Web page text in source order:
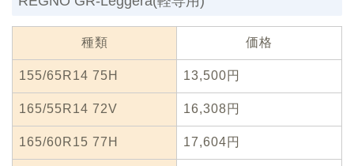
種類 価格
155/65R14 75H 13,500円
165/55R14 72V 16,308円
165/60R15 77H 17,604円